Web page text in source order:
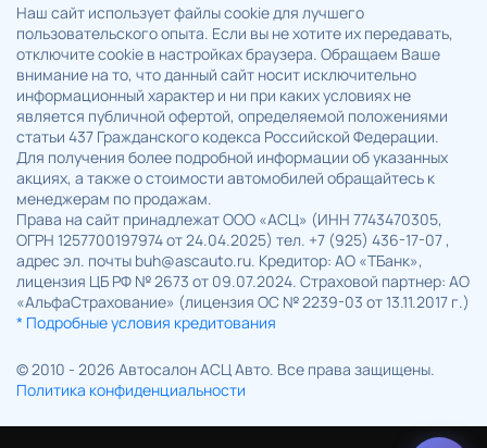
Наш сайт использует файлы cookie для лучшего
пользовательского опыта. Если вы не хотите их передавать,
отключите cookie в настройках браузера. Обращаем Ваше
внимание на то, что данный сайт носит исключительно
информационный характер и ни при каких условиях не
является публичной офертой, определяемой положениями
статьи 437 Гражданского кодекса Российской Федерации.
Для получения более подробной информации об указанных
акциях, а также о стоимости автомобилей обращайтесь к
менеджерам по продажам.
Права на сайт принадлежат ООО «АСЦ» (ИНН 7743470305,
ОГРН 1257700197974 от 24.04.2025) тел. +7 (925) 436-17-07 ,
адрес эл. почты buh@ascauto.ru. Кредитор: АО «ТБанк»,
лицензия ЦБ РФ № 2673 от 09.07.2024. Страховой партнер: АО
«АльфаСтрахование» (лицензия ОС № 2239-03 от 13.11.2017 г.)
* Подробные условия кредитования
© 2010 - 2026 Автосалон АСЦ Авто. Все права защищены.
Политика конфиденциальности